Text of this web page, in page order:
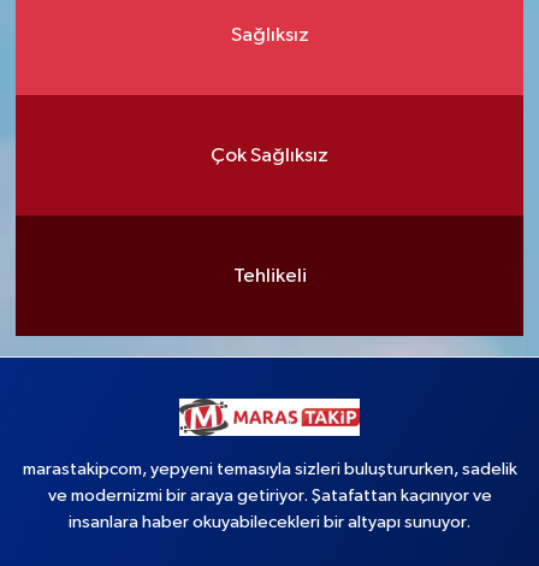
Sağlıksız
Çok Sağlıksız
Tehlikeli
marastakipcom, yepyeni temasıyla sizleri buluştururken, sadelik
ve modernizmi bir araya getiriyor. Şatafattan kaçınıyor ve
insanlara haber okuyabilecekleri bir altyapı sunuyor.